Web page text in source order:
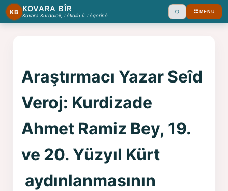
KB KOVARA BÎR
Kovara Kurdoloji, Lêkolîn û Lêgerînê Ara MENU
Araştırmacı Yazar Seîd
Veroj: Kurdizade
Ahmet Ramiz Bey, 19.
ve 20. Yüzyıl Kürt
aydınlanmasının